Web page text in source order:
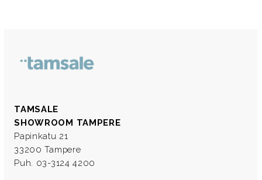
TAMSALE
SHOWROOM TAMPERE
Papinkatu 21
33200 Tampere
Puh. 03-3124 4200